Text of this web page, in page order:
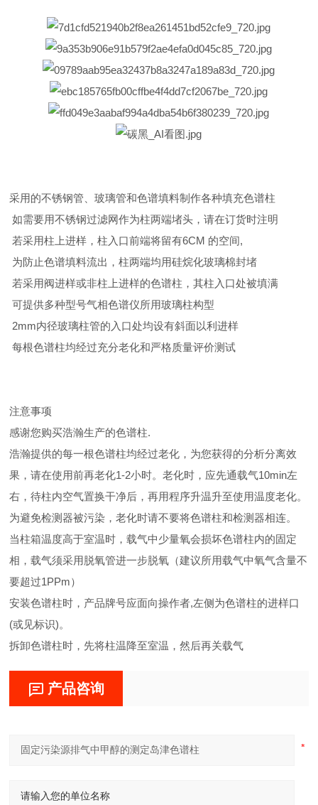
采用的不锈钢管、玻璃管和色谱填料制作各种填充色谱柱
如需要用不锈钢过滤网作为柱两端堵头，请在订货时注明
若采用柱上进样，柱入口前端将留有6CM 的空间,
为防止色谱填料流出，柱两端均用硅烷化玻璃棉封堵
若采用阀进样或非柱上进样的色谱柱，其柱入口处被填满
可提供多种型号气相色谱仪所用玻璃柱构型
2mm内径玻璃柱管的入口处均设有斜面以利进样
每根色谱柱均经过充分老化和严格质量评价测试
注意事项
感谢您购买浩瀚生产的色谱柱.
浩瀚提供的每一根色谱柱均经过老化，为您获得的分析分离效
果，请在使用前再老化1-2小时。老化时，应先通载气10min左
右，待柱内空气置换干净后，再用程序升温升至使用温度老化。
为避免检测器被污染，老化时请不要将色谱柱和检测器相连。
当柱箱温度高于室温时，载气中少量氧会损坏色谱柱内的固定
相，载气须采用脱氧管进一步脱氧（建议所用载气中氧气含量不
要超过1PPm）
安装色谱柱时，产品牌号应面向操作者,左侧为色谱柱的进样口
(或见标识)。
拆卸色谱柱时，先将柱温降至室温，然后再关载气
产品咨询